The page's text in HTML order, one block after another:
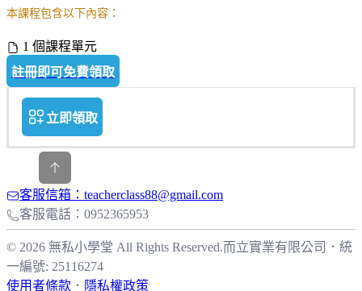
本課程包含以下內容：
1 個課程單元
註冊即可免費領取
立即領取
客服信箱：teacherclass88@gmail.com
客服電話：0952365953
© 2026 無私小學堂 All Rights Reserved.而立實業有限公司 ． 統
一編號: 25116274
使用者條款 ． 隱私權政策